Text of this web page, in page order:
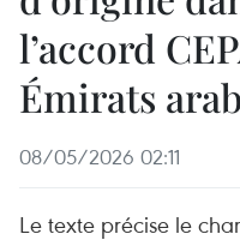
l’accord
Émirats
08/05/2026 02:11
Le texte précise le